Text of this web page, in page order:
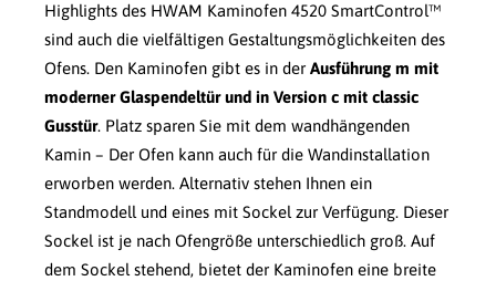
Highlights des HWAM Kaminofen 4520 SmartControl™
sind auch die vielfältigen Gestaltungsmöglichkeiten des
Ofens. Den Kaminofen gibt es in der Ausführung m mit
moderner Glaspendeltür und in Version c mit classic
Gusstür. Platz sparen Sie mit dem wandhängenden
Kamin – Der Ofen kann auch für die Wandinstallation
erworben werden. Alternativ stehen Ihnen ein
Standmodell und eines mit Sockel zur Verfügung. Dieser
Sockel ist je nach Ofengröße unterschiedlich groß. Auf
dem Sockel stehend, bietet der Kaminofen eine breite